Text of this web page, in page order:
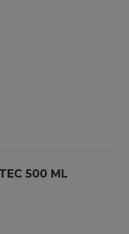
500 ML